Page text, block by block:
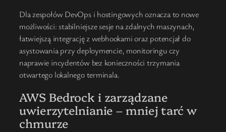
Dla zespołów DevOps i hostingowych oznacza to nowe
możliwości: stabilniejsze sesje na zdalnych maszynach,
łatwiejszą integrację z webhookami oraz potencjał do
asystowania przy deploymencie, monitoringu czy
naprawie incydentów bez konieczności trzymania
otwartego lokalnego terminala.
AWS Bedrock i zarządzane
uwierzytelnianie – mniej tarć w
chmurze